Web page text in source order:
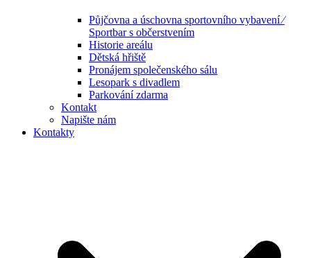
Půjčovna a úschovna sportovního vybavení ⁄
Sportbar s občerstvením
Historie areálu
Dětská hřiště
Pronájem společenského sálu
Lesopark s divadlem
Parkování zdarma
Kontakt
Napište nám
Kontakty